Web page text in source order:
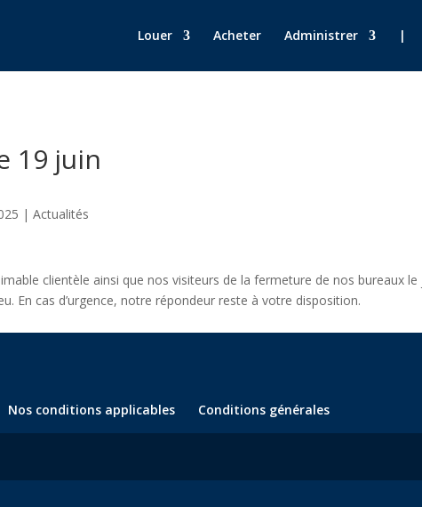
Louer Acheter Administrer |
19 juin
|Actualités
clientèle ainsi que nos visiteurs de la fermeture de nos bureaux
En cas d’urgence, notre répondeur reste à votre disposition.
Nos conditions applicables Conditions générales